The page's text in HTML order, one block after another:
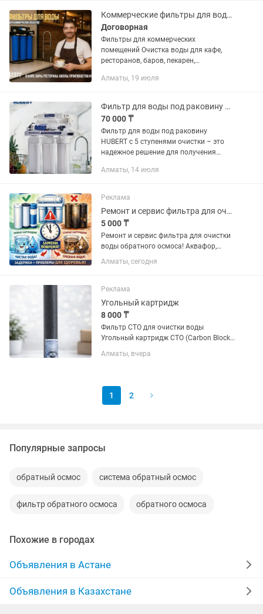
Коммерческие фильтры для воды. Подбор, установка, обслуживание, ремонт
Договорная
Фильтры для коммерческих
помещений Очистка воды для кафе,
ресторанов, баров, пекарен,
предлагаем: • Подбор
бизнеса • Установка,...
Алматы, 19 июля
Фильтр для воды под раковину HUBERT ГУБЕРТ ХУБЕРТ 5 ступеней очистки
70 000 ₸
Фильтр для воды под раковину
HUBERT с 5 ступенями очистки – это
надежное решение для получения
Удаляет хлор, тяжелые металлы,
Алматы, 14 июля
Реклама
Ремонт и сервис фильтра для очистки воды
5 000 ₸
Ремонт и сервис фильтра для очистки
воды обратного осмоса! Аквафор,
Гейзер, Aura, Hubert, Aquavit, и другие
модели! Гарантия качества.
Алматы, сегодня
Реклама
Угольный картридж
8 000 ₸
Фильтр CTO для очистки воды
Угольный картридж CTO (Carbon Block)
запах и вкус, улучшая качество
Алматы, вчера
1 2
Популярные запросы
обратный осмос система обратный осмос
фильтр обратного осмоса обратного осмоса
Похожие в городах
Объявления в Астане
Объявления в Казахстане